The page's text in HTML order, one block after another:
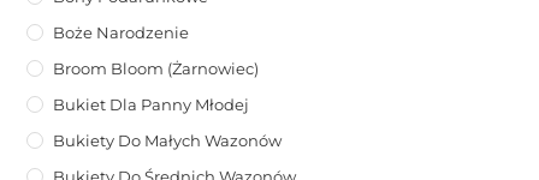
Boże Narodzenie
Broom Bloom (żarnowiec)
Bukiet Dla Panny Młodej
Bukiety Do Małych Wazonów